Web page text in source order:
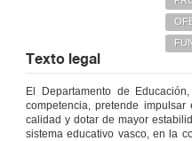
Texto legal
El Departamento de
competencia, pretende
calidad y dotar de mayor
sistema educativo vasco, en la